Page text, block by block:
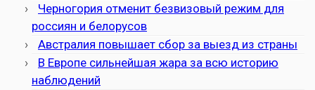
Черногория отменит безвизовый режим для
россиян и белорусов
Австралия повышает сбор за выезд из страны
В Европе сильнейшая жара за всю историю
наблюдений